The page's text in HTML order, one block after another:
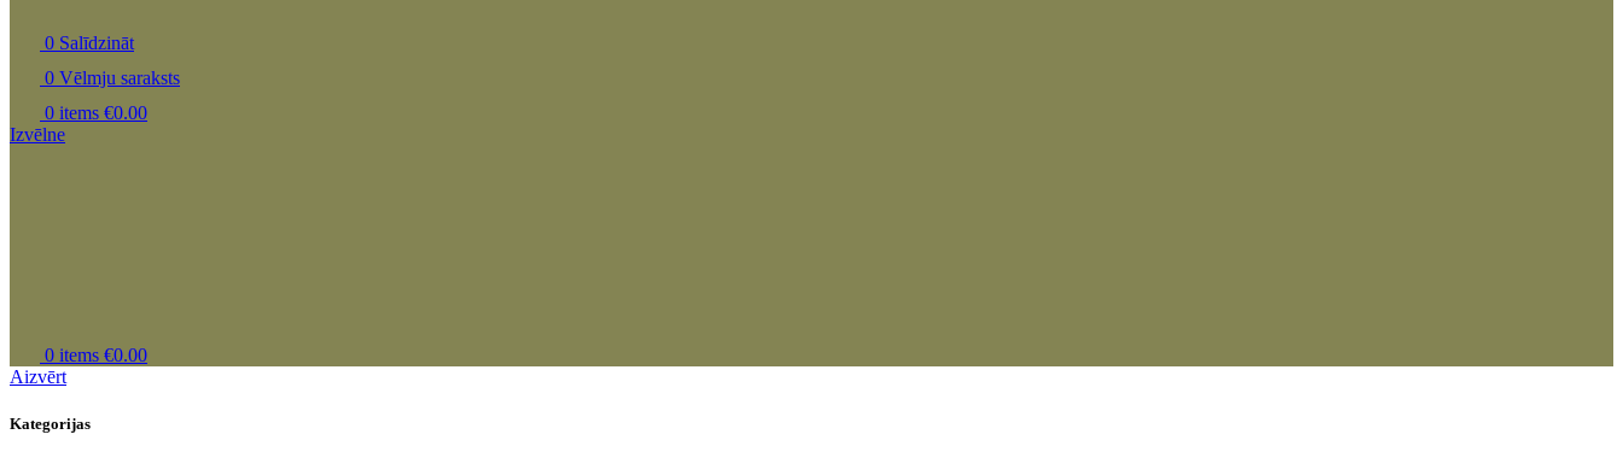
0 Salīdzināt
0 Vēlmju saraksts
0 items €0.00
Izvēlne
0 items €0.00
Aizvērt
Kategorijas